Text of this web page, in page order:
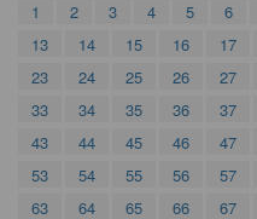
1 2 3 4 5 6
13
14 15 16 17
23
24 25 26 27
33
34 35 36 37
43
44 45 46 47
53
54 55 56 57
63
64 65 66 67